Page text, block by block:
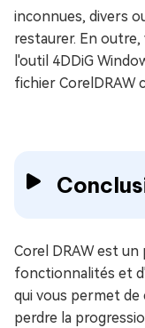
inconnues, divers
restaurer. En
l'outil 4DDiG
fichier CorelDRAW
Corel DRAW est
fonctionnalités et
qui vous permet
perdre la